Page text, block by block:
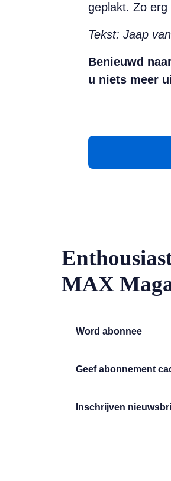
geplakt. Zo erg
Tekst: Jaap
Benieuwd
u niets meer
MAX
Word abonnee
Geef abonnement
Inschrijven